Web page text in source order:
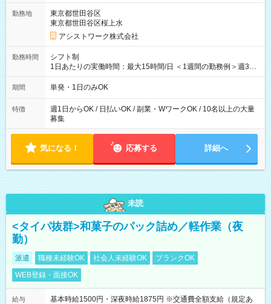
勤務地
東京都世田谷区
東京都世田谷区桜上水
アシストワーク株式会社
勤務時間
シフト制
1日あたりの実働時間：最大15時間/日 ＜1週間の勤務例＞週3回
勤務 勤務：月・水・金 休み：火・木・土・日 好きな時にお仕事
可能です！ ※1日あたりの最大実働時間は日勤、夜勤共に勤務し
期間 単発・1日のみOK
特徴
週1日からOK / 日払いOK / 副業・WワークOK / 10名以上の大量
募集
気になる！ 応募する 詳細へ
未読
<タイパ抜群>和菓子のパック詰め／軽作業（夜
勤）
派遣 職種未経験OK 社会人未経験OK
ブランクOK
WEB登録・面接OK
給与
基本時給1500円・深夜時給1875円 ※交通費全額支給（規定あ